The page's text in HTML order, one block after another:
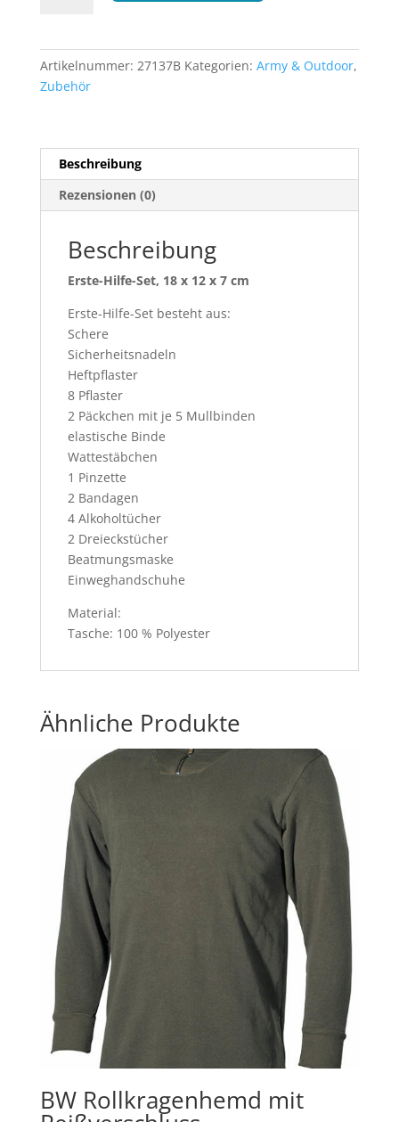
"MOLLE"
Menge
Artikelnummer: 27137B Kategorien: Army & Outdoor,
Zubehör
Beschreibung
Rezensionen (0)
Beschreibung
Erste-Hilfe-Set, 18 x 12 x 7 cm
Erste-Hilfe-Set besteht aus:
Schere
Sicherheitsnadeln
Heftpflaster
8 Pflaster
2 Päckchen mit je 5 Mullbinden
elastische Binde
Wattestäbchen
1 Pinzette
2 Bandagen
4 Alkoholtücher
2 Dreieckstücher
Beatmungsmaske
Einweghandschuhe
Material:
Tasche: 100 % Polyester
Ähnliche Produkte
BW Rollkragenhemd mit